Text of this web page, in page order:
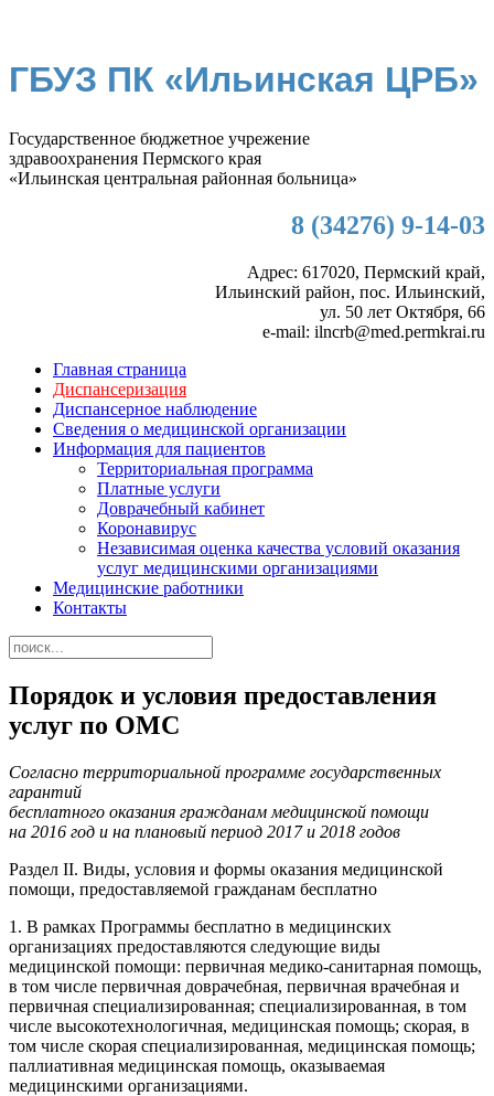
ГБУЗ ПК «Ильинская ЦРБ»
Государственное бюджетное учрежение
здравоохранения Пермского края
«Ильинская центральная районная больница»
8 (34276) 9-14-03
Адрес: 617020, Пермский край,
Ильинский район, пос. Ильинский,
ул. 50 лет Октября, 66
e-mail: ilncrb@med.permkrai.ru
Главная страница
Диспансеризация
Диспансерное наблюдение
Сведения о медицинской организации
Информация для пациентов
Территориальная программа
Платные услуги
Доврачебный кабинет
Коронавирус
Независимая оценка качества условий оказания
услуг медицинскими организациями
Медицинские работники
Контакты
Порядок и условия предоставления
услуг по ОМС
Согласно территориальной программе государственных
гарантий
бесплатного оказания гражданам медицинской помощи
на 2016 год и на плановый период 2017 и 2018 годов
Раздел II. Виды, условия и формы оказания медицинской
помощи, предоставляемой гражданам бесплатно
1. В рамках Программы бесплатно в медицинских
организациях предоставляются следующие виды
медицинской помощи: первичная медико-санитарная помощь,
в том числе первичная доврачебная, первичная врачебная и
первичная специализированная; специализированная, в том
числе высокотехнологичная, медицинская помощь; скорая, в
том числе скорая специализированная, медицинская помощь;
паллиативная медицинская помощь, оказываемая
медицинскими организациями.